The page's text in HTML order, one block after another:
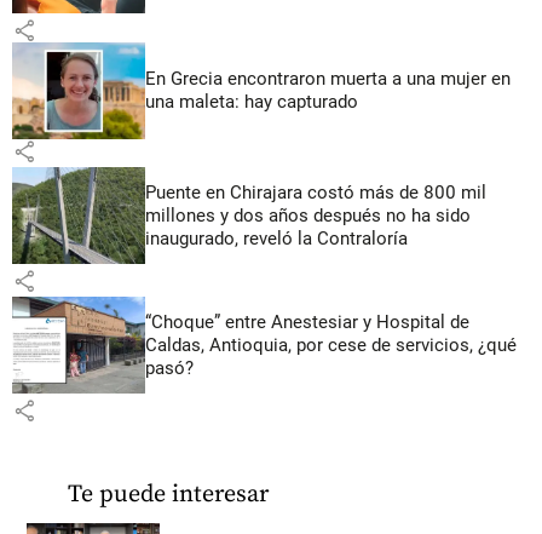
share
En Grecia encontraron muerta a una mujer en
una maleta: hay capturado
share
Puente en Chirajara costó más de 800 mil
millones y dos años después no ha sido
inaugurado, reveló la Contraloría
share
“Choque” entre Anestesiar y Hospital de
Caldas, Antioquia, por cese de servicios, ¿qué
pasó?
share
Te puede interesar